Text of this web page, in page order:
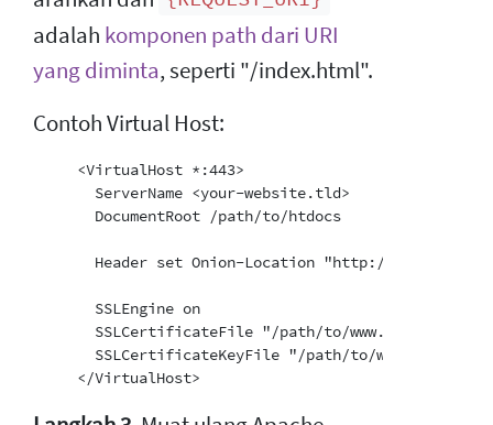
adalah komponen path dari URI
yang diminta, seperti "/index.html".
Contoh Virtual Host:
     <VirtualHost *:443>
       ServerName <your-website.tld>
       DocumentRoot /path/to/htdocs
Header set Onion-Location "http://your-
       SSLEngine on
SSLCertificateFile "/path/to/
SSLCertificateKeyFile "/path/to/